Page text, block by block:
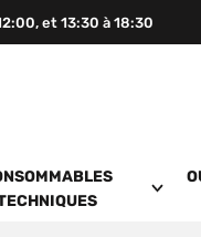
et 13:30 à 18:30